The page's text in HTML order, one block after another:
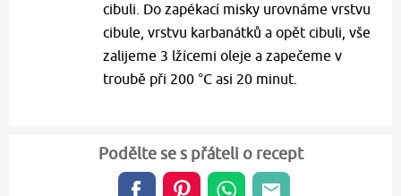
cibuli. Do zapékací misky urovnáme vrstvu
cibule, vrstvu karbanátků a opět cibuli, vše
zalijeme 3 lžícemi oleje a zapečeme v
troubě při 200 °C asi 20 minut.
Podělte se s přáteli o recept